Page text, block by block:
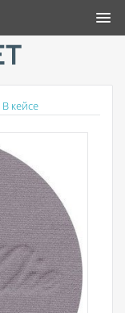
В кейсе